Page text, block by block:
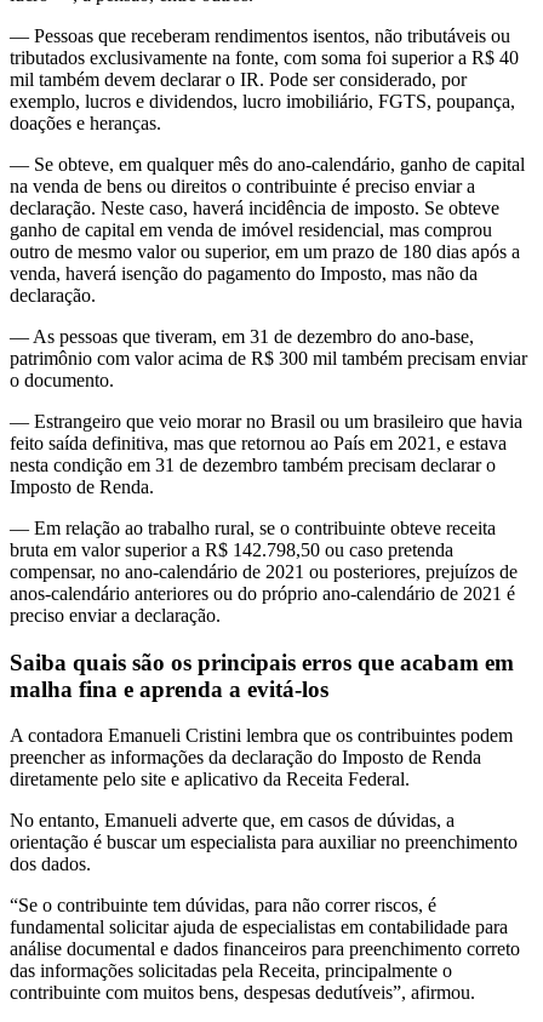
— Pessoas que receberam rendimentos isentos, não tributáveis ou
tributados exclusivamente na fonte, com soma foi superior a R$ 40
mil também devem declarar o IR. Pode ser considerado, por
exemplo, lucros e dividendos, lucro imobiliário, FGTS, poupança,
doações e heranças.
— Se obteve, em qualquer mês do ano-calendário, ganho de capital
na venda de bens ou direitos o contribuinte é preciso enviar a
declaração. Neste caso, haverá incidência de imposto. Se obteve
ganho de capital em venda de imóvel residencial, mas comprou
outro de mesmo valor ou superior, em um prazo de 180 dias após a
venda, haverá isenção do pagamento do Imposto, mas não da
declaração.
— As pessoas que tiveram, em 31 de dezembro do ano-base,
patrimônio com valor acima de R$ 300 mil também precisam enviar
o documento.
— Estrangeiro que veio morar no Brasil ou um brasileiro que havia
feito saída definitiva, mas que retornou ao País em 2021, e estava
nesta condição em 31 de dezembro também precisam declarar o
Imposto de Renda.
— Em relação ao trabalho rural, se o contribuinte obteve receita
bruta em valor superior a R$ 142.798,50 ou caso pretenda
compensar, no ano-calendário de 2021 ou posteriores, prejuízos de
anos-calendário anteriores ou do próprio ano-calendário de 2021 é
preciso enviar a declaração.
Saiba quais são os principais erros que acabam em
malha fina e aprenda a evitá-los
A contadora Emanueli Cristini lembra que os contribuintes podem
preencher as informações da declaração do Imposto de Renda
diretamente pelo site e aplicativo da Receita Federal.
No entanto, Emanueli adverte que, em casos de dúvidas, a
orientação é buscar um especialista para auxiliar no preenchimento
dos dados.
“Se o contribuinte tem dúvidas, para não correr riscos, é
fundamental solicitar ajuda de especialistas em contabilidade para
análise documental e dados financeiros para preenchimento correto
das informações solicitadas pela Receita, principalmente o
contribuinte com muitos bens, despesas dedutíveis”, afirmou.